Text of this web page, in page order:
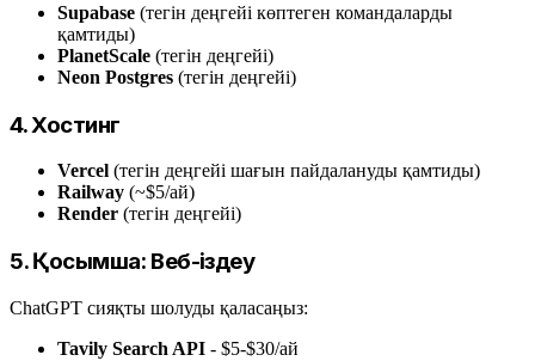
Supabase (тегін деңгейі көптеген командаларды
қамтиды)
PlanetScale (тегін деңгейі)
Neon Postgres (тегін деңгейі)
4. Хостинг
Vercel (тегін деңгейі шағын пайдалануды қамтиды)
Railway (~$5/ай)
Render (тегін деңгейі)
5. Қосымша: Веб-іздеу
ChatGPT сияқты шолуды қаласаңыз:
Tavily Search API - $5-$30/ай